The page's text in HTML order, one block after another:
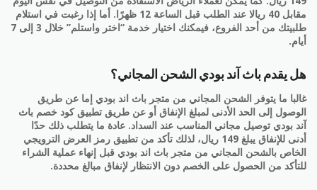
مقابل 40 ريالا عند الطلب قبل الساعة 12 ظهرًا. أما إذا رغبت في استلام
طلبيتك من أحد الفروع، فيمكنك اختيار خدمة “اختر واستلم” خلال 3 إلى 7
أيام.
هل يقدم باث آند بودي الشحن المجاني؟
غالبا ما يتوفر الشحن المجاني من متجر باث اند بودي إما عن طريق
الوصول إلى الحد الأدنى لمبلغ الإنفاق أو عن طريق تطبيق كود خصم باث
آند بودي توصيل مجاني المناسب عند السداد. عادة ما يتطلب ذلك حدًا
أدنى للإنفاق يبلغ 149 ريال، لذلك تأكد من تطبيق رمز العرض الترويجي
الخاص بالشحن المجاني من متجر باث اند بودي قبل إنهاء عملية الشراء
للتأكد من الحصول على الخصم دون الانتظار لإنفاق مبالغ محددة.